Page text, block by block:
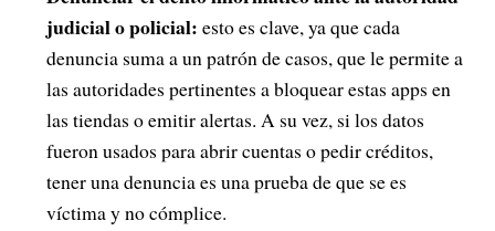
judicial o policial: esto es clave, ya que cada
denuncia suma a un patrón de casos, que le permite a
las autoridades pertinentes a bloquear estas apps en
las tiendas o emitir alertas. A su vez, si los datos
fueron usados para abrir cuentas o pedir créditos,
tener una denuncia es una prueba de que se es
víctima y no cómplice.